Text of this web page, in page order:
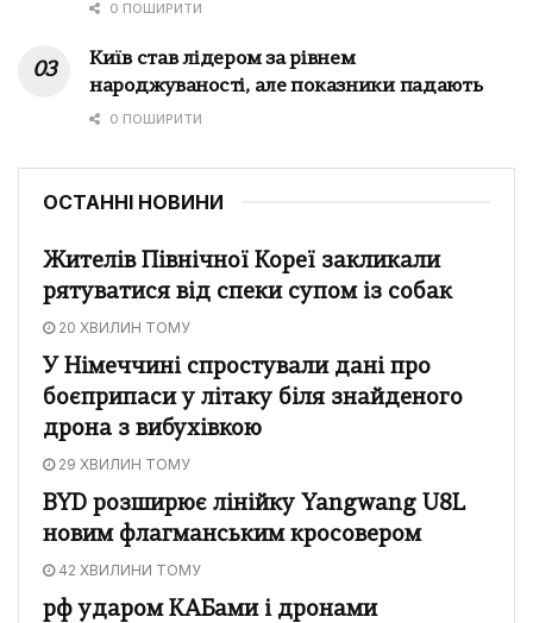
0 ПОШИРИТИ
Київ став лідером за рівнем
народжуваності, але показники падають
0 ПОШИРИТИ
ОСТАННІ НОВИНИ
Жителів Північної Кореї закликали
рятуватися від спеки супом із собак
20 ХВИЛИН ТОМУ
У Німеччині спростували дані про
боєприпаси у літаку біля знайденого
дрона з вибухівкою
29 ХВИЛИН ТОМУ
BYD розширює лінійку Yangwang U8L
новим флагманським кросовером
42 ХВИЛИНИ ТОМУ
рф ударом КАБами і дронами